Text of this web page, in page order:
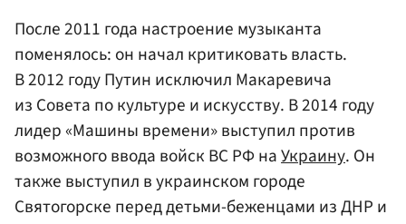
После 2011 года настроение музыканта
поменялось: он начал критиковать власть.
В 2012 году Путин исключил Макаревича
из Совета по культуре и искусству. В 2014 году
лидер «Машины времени» выступил против
возможного ввода войск ВС РФ наУкраину. Он
также выступил в украинском городе
Святогорске перед детьми-беженцами из ДНР и